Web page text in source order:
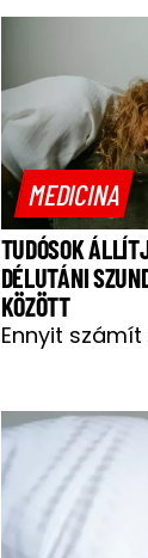
MEDICINA
TUDÓSOK
DÉLUTÁNI
KÖZÖTT
Ennyit